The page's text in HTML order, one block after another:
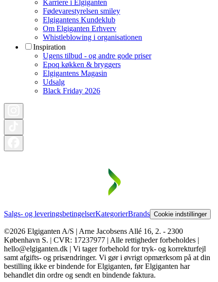
Karriere i Elgiganten
Fødevarestyrelsen smiley
Elgigantens Kundeklub
Om Elgiganten Erhverv
Whistleblowing i organisationen
Inspiration
Ugens tilbud - og andre gode priser
Epoq køkken & bryggers
Elgigantens Magasin
Udsalg
Black Friday 2026
Salgs- og leveringsbetingelserKategorierBrands Cookie indstillinger
©2026 Elgiganten A/S | Arne Jacobsens Allé 16, 2. - 2300
København S. | CVR: 17237977 | Alle rettigheder forbeholdes |
hello@elgiganten.dk | Vi tager forbehold for tryk- og korrekturfejl
samt afgifts- og prisændringer. Vi gør i øvrigt opmærksom på at din
bestilling ikke er bindende for Elgiganten, før Elgiganten har
behandlet din ordre og sendt en bindende faktura.